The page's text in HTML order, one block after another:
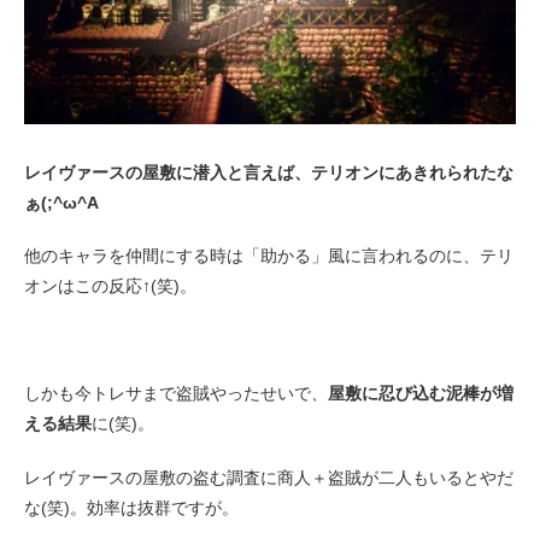
レイヴァースの屋敷に潜入と言えば、テリオンにあきれられたな
ぁ(;^ω^A
他のキャラを仲間にする時は「助かる」風に言われるのに、テリ
オンはこの反応↑(笑)。
しかも今トレサまで盗賊やったせいで、 屋敷に忍び込む泥棒が増
える結果に(笑)。
レイヴァースの屋敷の盗む調査に商人＋盗賊が二人もいるとやだ
な(笑)。効率は抜群ですが。